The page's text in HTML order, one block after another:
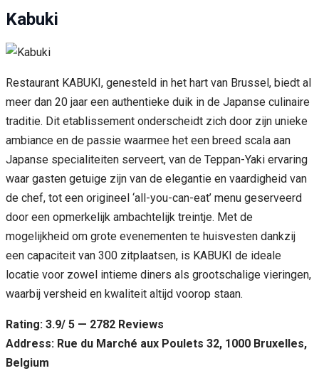
Kabuki
Restaurant KABUKI, genesteld in het hart van Brussel, biedt al
meer dan 20 jaar een authentieke duik in de Japanse culinaire
traditie. Dit etablissement onderscheidt zich door zijn unieke
ambiance en de passie waarmee het een breed scala aan
Japanse specialiteiten serveert, van de Teppan-Yaki ervaring
waar gasten getuige zijn van de elegantie en vaardigheid van
de chef, tot een origineel ‘all-you-can-eat’ menu geserveerd
door een opmerkelijk ambachtelijk treintje. Met de
mogelijkheid om grote evenementen te huisvesten dankzij
een capaciteit van 300 zitplaatsen, is KABUKI de ideale
locatie voor zowel intieme diners als grootschalige vieringen,
waarbij versheid en kwaliteit altijd voorop staan.
Rating: 3.9/ 5 — 2782 Reviews
Address: Rue du Marché aux Poulets 32, 1000 Bruxelles,
Belgium